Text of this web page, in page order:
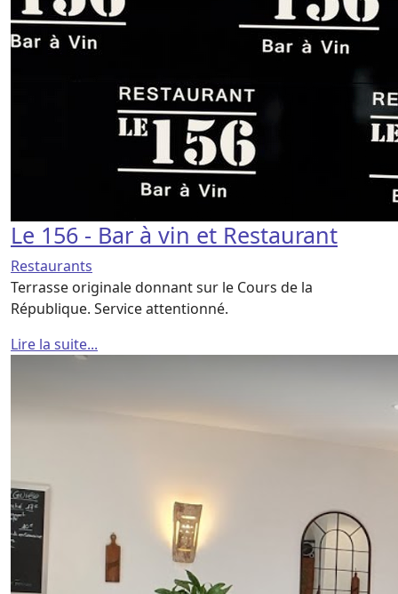
Le 156 - Bar à vin et Restaurant
Restaurants
Terrasse originale donnant sur le Cours de la
République. Service attentionné.
Lire la suite...